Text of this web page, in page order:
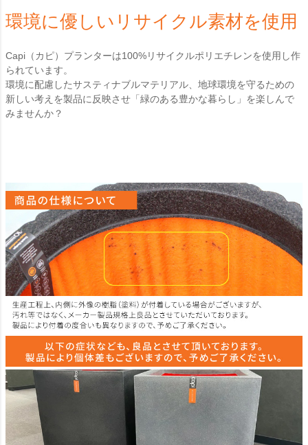
環境に優しいリサイクル素材を使用
Capi（カピ）プランターは100%リサイクルポリエチレンを使用し作
られています。
環境に配慮したサスティナブルマテリアル、地球環境を守るための
新しい考えを製品に反映させ「緑のある豊かな暮らし」を楽しんで
みませんか？